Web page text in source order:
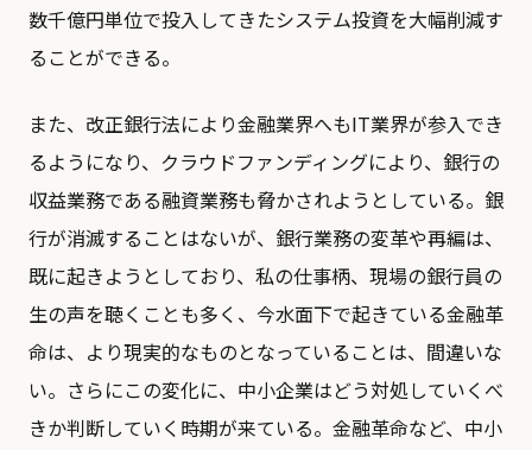
数千億円単位で投入してきたシステム投資を大幅削減す
ることができる。
また、改正銀行法により金融業界へもIT業界が参入でき
るようになり、クラウドファンディングにより、銀行の
収益業務である融資業務も脅かされようとしている。銀
行が消滅することはないが、銀行業務の変革や再編は、
既に起きようとしており、私の仕事柄、現場の銀行員の
生の声を聴くことも多く、今水面下で起きている金融革
命は、より現実的なものとなっていることは、間違いな
い。さらにこの変化に、中小企業はどう対処していくべ
きか判断していく時期が来ている。金融革命など、中小